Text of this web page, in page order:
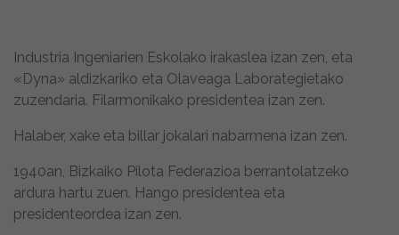
Industria Ingeniarien Eskolako irakaslea izan zen, eta
«Dyna» aldizkariko eta Olaveaga Laborategietako
zuzendaria. Filarmonikako presidentea izan zen.
Halaber, xake eta billar jokalari nabarmena izan zen.
1940an, Bizkaiko Pilota Federazioa berrantolatzeko
ardura hartu zuen. Hango presidentea eta
presidenteordea izan zen.